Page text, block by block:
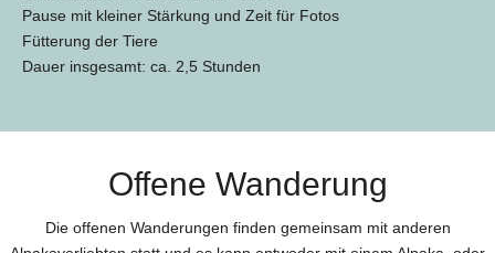
Pause mit kleiner Stärkung und Zeit für Fotos
Fütterung der Tiere
Dauer insgesamt: ca. 2,5 Stunden
Offene Wanderung
Die offenen Wanderungen finden gemeinsam mit anderen